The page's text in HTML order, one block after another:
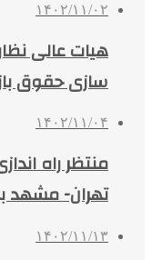
۱۴۰۲/۱۱/۰۲
سازی حقوق
۱۴۰۲/۱۱/۰۴
منتظر راه
تهران- مشهد
۱۴۰۲/۱۱/۱۳